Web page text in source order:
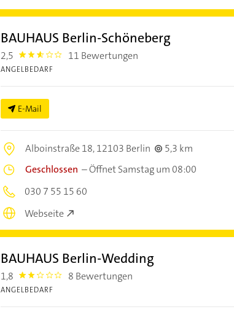
BAUHAUS Berlin-Schöneberg
2,5 2.5 11 Bewertungen
ANGELBEDARF
E-Mail
Alboinstraße 18,12103 Berlin
5,3 km
Geschlossen –Öffnet Samstag um 08:00
030 7 55 15 60
Webseite
BAUHAUS Berlin-Wedding
1,8 1.8000001 8 Bewertungen
ANGELBEDARF